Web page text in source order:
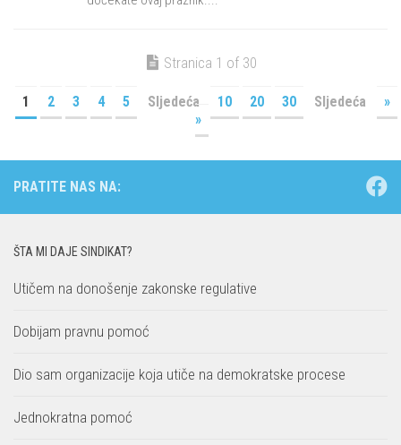
Stranica 1 of 30
1 2 3 4 5 Sljedeća 10 20 30 Sljedeća
»
»
PRATITE NAS NA:
ŠTA MI DAJE SINDIKAT?
Utičem na donošenje zakonske regulative
Dobijam pravnu pomoć
Dio sam organizacije koja utiče na demokratske procese
Jednokratna pomoć